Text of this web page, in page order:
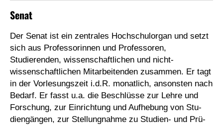
Senat
Der Senat ist ein zentrales Hochschulorgan und setzt
sich aus Professorinnen und Professoren,
Studierenden, wissenschaftlichen und nicht­
wissenschaftlichen Mit­ar­bei­tenden zusammen. Er tagt
in der Vor­lesungszeit i.d.R. monatlich, an­son­sten nach
Bedarf. Er fasst u.a. die Beschlüsse zur Lehre und
Forschung, zur Einrichtung und Aufhebung von Stu­
dien­gängen, zur Stellungnahme zu Studien- und Prü­